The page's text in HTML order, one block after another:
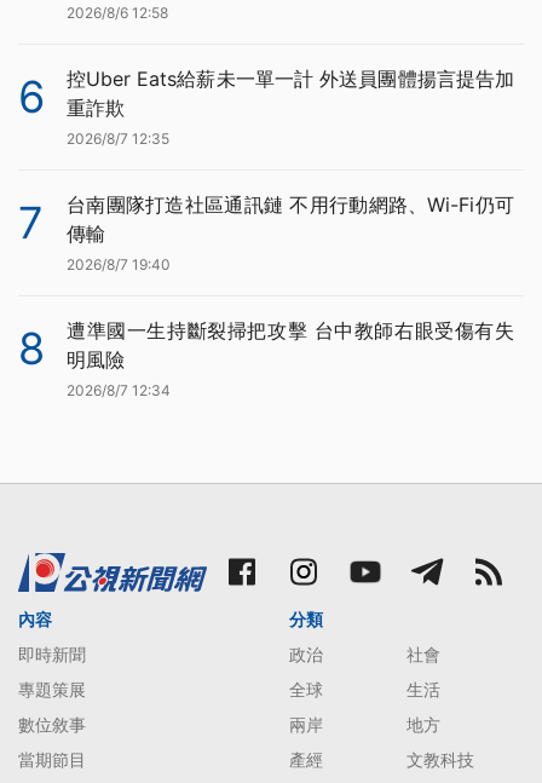
2026/8/6 12:58
6
控Uber Eats給薪未一單一計 外送員團體揚言提告加
重詐欺
2026/8/7 12:35
7
台南團隊打造社區通訊鏈 不用行動網路、Wi-Fi仍可
傳輸
2026/8/7 19:40
8
遭準國一生持斷裂掃把攻擊 台中教師右眼受傷有失
明風險
2026/8/7 12:34
內容
即時新聞
專題策展
數位敘事
當期節目
分類
政治
社會
全球
生活
兩岸
地方
產經
文教科技